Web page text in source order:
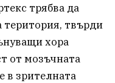
трябва да
територия, твърди
хора
от мозъчната
в зрителната